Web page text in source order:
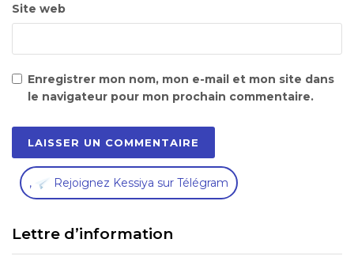
Site web
Enregistrer mon nom, mon e-mail et mon site dans
le navigateur pour mon prochain commentaire.
, Rejoignez Kessiya sur Télégram
Lettre d’information